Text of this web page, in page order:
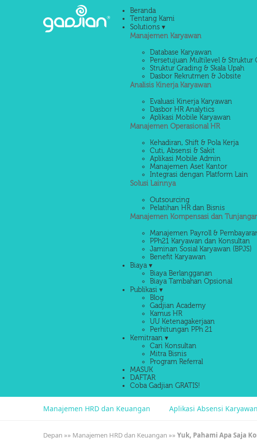
Beranda
Tentang Kami
Solutions ▾
Manajemen Karyawan
Database Karyawan
Persetujuan Multilevel & Struktur
Struktur Grading & Skala Upah
Dasbor Rekrutmen & Jobsite
Analisis Kinerja Karyawan
Evaluasi Kinerja Karyawan
Dasbor HR Analytics
Aplikasi Mobile Karyawan
Manajemen Operasional HR
Kehadiran, Shift & Pola Kerja
Cuti, Absensi & Sakit
Aplikasi Mobile Admin
Manajemen Aset Kantor
Integrasi dengan Platform Lain
Solusi Lainnya
Outsourcing
Pelatihan HR dan Bisnis
Manajemen Kompensasi dan
Manajemen Payroll &
PPh21 Karyawan dan Konsultan
Jaminan Sosial Karyawan (BPJS)
Benefit Karyawan
Biaya ▾
Biaya Berlangganan
Biaya Tambahan Opsional
Publikasi ▾
Blog
Gadjian Academy
Kamus HR
UU Ketenagakerjaan
Perhitungan PPh 21
Kemitraan ▾
Cari Konsultan
Mitra Bisnis
Program Referral
MASUK
DAFTAR
Coba Gadjian GRATIS!
Manajemen HRD dan Keuangan Aplikasi Absensi Karyawan
Depan »» Manajemen HRD dan Keuangan »» Yuk, Pahami Apa Saja